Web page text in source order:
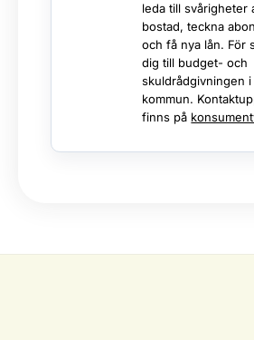
leda till svårigheter
bostad, teckna
och få nya lån. För
dig till budget- och
skuldrådgivningen i
kommun.
finns på